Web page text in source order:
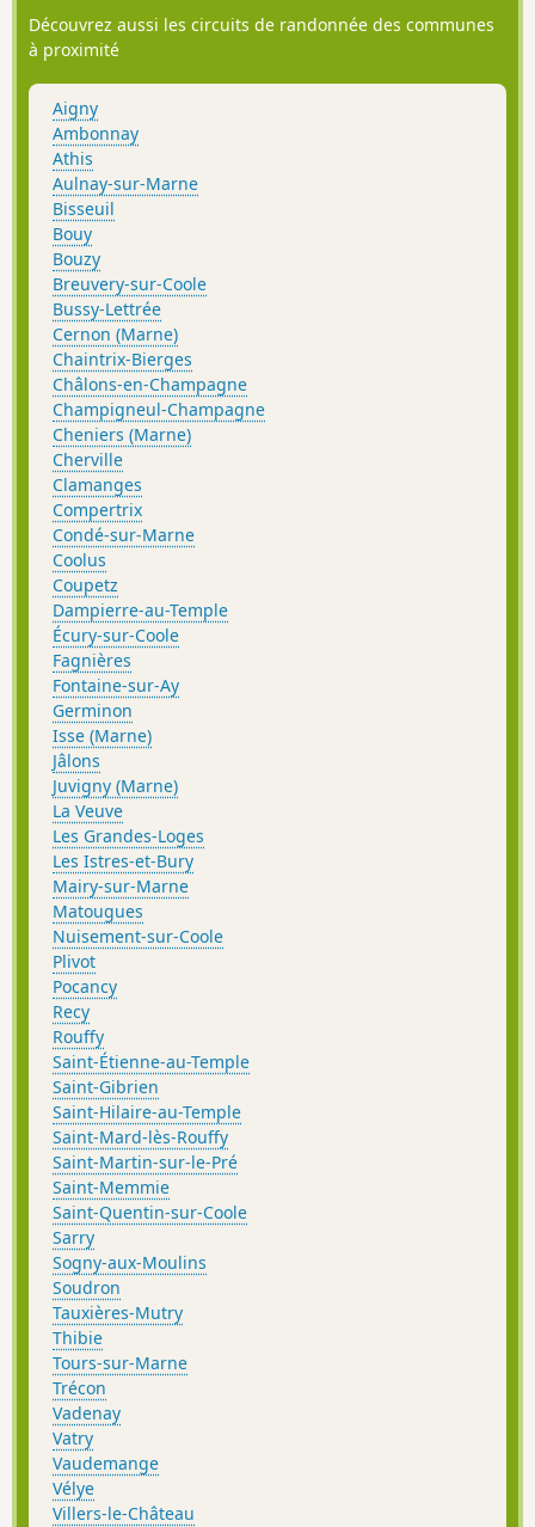
Découvrez aussi les circuits de randonnée des communes
à proximité
Aigny
Ambonnay
Athis
Aulnay-sur-Marne
Bisseuil
Bouy
Bouzy
Breuvery-sur-Coole
Bussy-Lettrée
Cernon (Marne)
Chaintrix-Bierges
Châlons-en-Champagne
Champigneul-Champagne
Cheniers (Marne)
Cherville
Clamanges
Compertrix
Condé-sur-Marne
Coolus
Coupetz
Dampierre-au-Temple
Écury-sur-Coole
Fagnières
Fontaine-sur-Ay
Germinon
Isse (Marne)
Jâlons
Juvigny (Marne)
La Veuve
Les Grandes-Loges
Les Istres-et-Bury
Mairy-sur-Marne
Matougues
Nuisement-sur-Coole
Plivot
Pocancy
Recy
Rouffy
Saint-Étienne-au-Temple
Saint-Gibrien
Saint-Hilaire-au-Temple
Saint-Mard-lès-Rouffy
Saint-Martin-sur-le-Pré
Saint-Memmie
Saint-Quentin-sur-Coole
Sarry
Sogny-aux-Moulins
Soudron
Tauxières-Mutry
Thibie
Tours-sur-Marne
Trécon
Vadenay
Vatry
Vaudemange
Vélye
Villers-le-Château